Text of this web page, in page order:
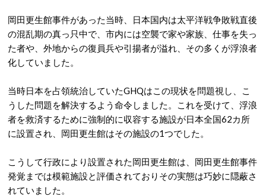
岡田更生館事件があった当時、日本国内は太平洋戦争敗戦直後
の混乱期の真っ只中で、市内には空襲で家や家族、仕事を失っ
た者や、外地からの復員兵や引揚者が溢れ、その多くが浮浪者
化していました。
当時日本を占領統治していたGHQはこの現状を問題視し、こ
うした問題を解決するよう命令しました。これを受けて、浮浪
者を救済するために強制的に収容する施設が日本全国62カ所
に設置され、岡田更生館はその施設の1つでした。
こうして行政により設置された岡田更生館は、岡田更生館事件
発覚までは模範施設と評価されておりその実態は巧妙に隠蔽さ
れていました。